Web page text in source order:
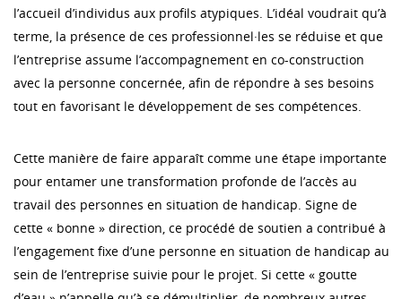
l’accueil d’individus aux profils atypiques. L’idéal voudrait qu’à
terme, la présence de ces professionnel·les se réduise et que
l’entreprise assume l’accompagnement en co-construction
avec la personne concernée, afin de répondre à ses besoins
tout en favorisant le développement de ses compétences.
Cette manière de faire apparaît comme une étape importante
pour entamer une transformation profonde de l’accès au
travail des personnes en situation de handicap. Signe de
cette « bonne » direction, ce procédé de soutien a contribué à
l’engagement fixe d’une personne en situation de handicap au
sein de l’entreprise suivie pour le projet. Si cette « goutte